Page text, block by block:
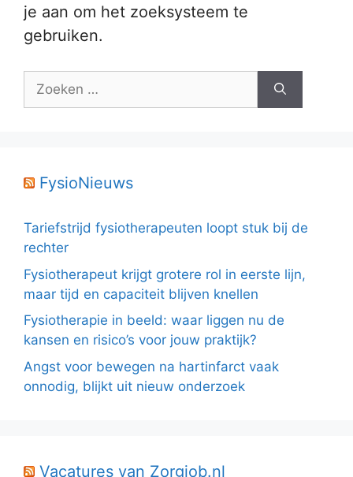
je aan om het zoeksysteem te
gebruiken.
Zoek
FysioNieuws
Tariefstrijd fysiotherapeuten loopt stuk bij de
rechter
Fysiotherapeut krijgt grotere rol in eerste lijn,
maar tijd en capaciteit blijven knellen
Fysiotherapie in beeld: waar liggen nu de
kansen en risico’s voor jouw praktijk?
Angst voor bewegen na hartinfarct vaak
onnodig, blijkt uit nieuw onderzoek
Vacatures van Zorgjob.nl